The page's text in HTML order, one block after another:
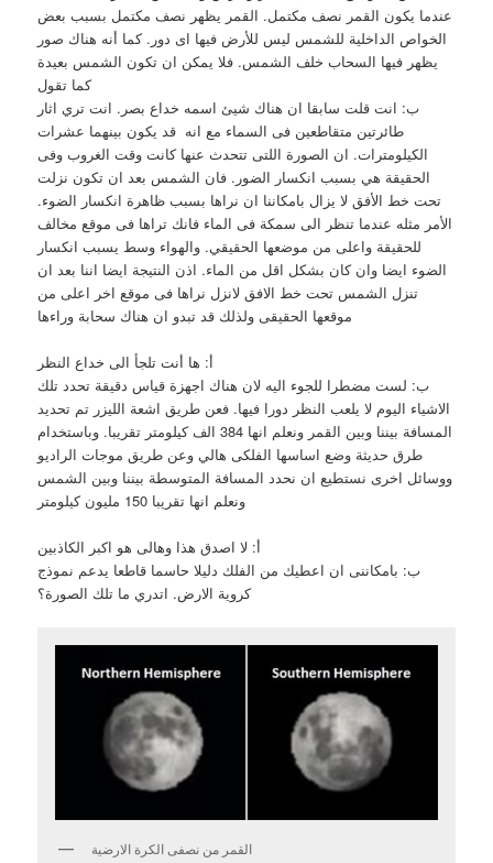
عندما يكون القمر نصف مكتمل. القمر يظهر نصف مكتمل بسبب بعض
الخواص الداخلية للشمس ليس للأرض فيها اى دور. كما أنه هناك صور
يظهر فيها السحاب خلف الشمس. فلا يمكن ان تكون الشمس بعيدة
كما تقول
ب: انت قلت سابقا ان هناك شيئ اسمه خداع بصر. انت تري اثار
طائرتين متقاطعين فى السماء مع انه قد يكون بينهما عشرات
الكيلومترات. ان الصورة اللتى تتحدث عنها كانت وقت الغروب وفى
الحقيقة هي بسبب انكسار الضور. فان الشمس بعد ان تكون نزلت
تحت خط الأفق لا يزال بامكاننا ان نراها بسبب ظاهرة انكسار الضوء.
الأمر مثله عندما تنظر الى سمكة فى الماء فانك تراها فى موقع مخالف
للحقيقة واعلى من موضعها الحقيقي. والهواء وسط يسبب انكسار
الضوء ايضا وان كان بشكل اقل من الماء. اذن النتيجة ايضا اننا بعد ان
تنزل الشمس تحت خط الافق لانزل نراها فى موقع اخر اعلى من
موقعها الحقيقى ولذلك قد تبدو ان هناك سحابة وراءها
أ: ها أنت تلجأ الى خداع النظر
ب: لست مضطرا للجوء اليه لان هناك اجهزة قياس دقيقة تحدد تلك
الاشياء اليوم لا يلعب النظر دورا فيها. فعن طريق اشعة الليزر تم تحديد
المسافة بيننا وبين القمر ونعلم انها 384 الف كيلومتر تقريبا. وباستخدام
طرق حديثة وضع اساسها الفلكى هالي وعن طريق موجات الراديو
ووسائل اخرى نستطيع ان نحدد المسافة المتوسطة بيننا وبين الشمس
ونعلم انها تقريبا 150 مليون كيلومتر
أ: لا اصدق هذا وهالى هو اكبر الكاذبين
ب: بامكاننى ان اعطيك من الفلك دليلا حاسما قاطعا يدعم نموذج
كروية الارض. اتدري ما تلك الصورة؟
القمر من نصفى الكرة الارضية